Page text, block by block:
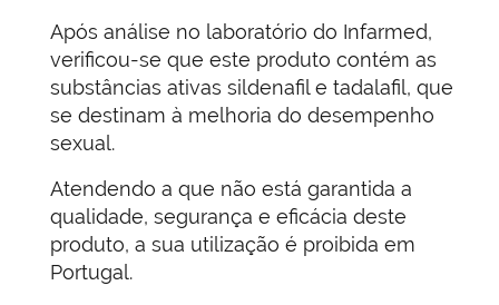
Após análise no laboratório do Infarmed,
verificou-se que este produto contém as
substâncias ativas sildenafil e tadalafil, que
se destinam à melhoria do desempenho
sexual.
Atendendo a que não está garantida a
qualidade, segurança e eficácia deste
produto, a sua utilização é proibida em
Portugal.